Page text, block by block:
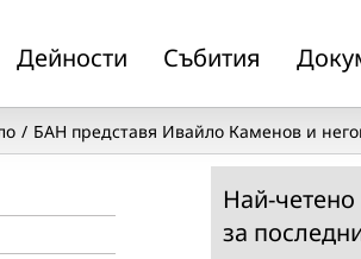
Дейности Събития
БАН представя Ивайло Каменов и
Най-четено
за